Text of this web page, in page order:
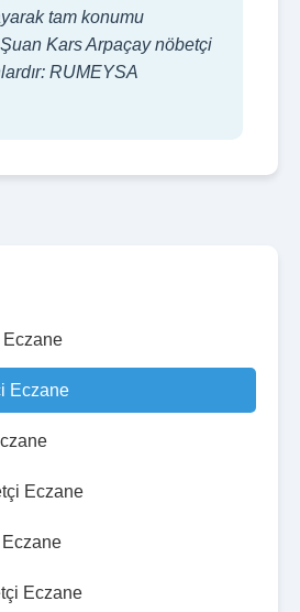
tam konumu
Kars Arpaçay nöbetçi
RUMEYSA
Eczane
Eczane
Eczane